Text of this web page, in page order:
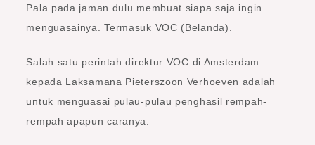
Pala pada jaman dulu membuat siapa saja ingin
menguasainya. Termasuk VOC (Belanda).
Salah satu perintah direktur VOC di Amsterdam
kepada Laksamana Pieterszoon Verhoeven adalah
untuk menguasai pulau-pulau penghasil rempah-
rempah apapun caranya.